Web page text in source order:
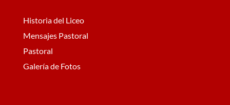
Historia del Liceo
Mensajes Pastoral
Pastoral
Galería de Fotos